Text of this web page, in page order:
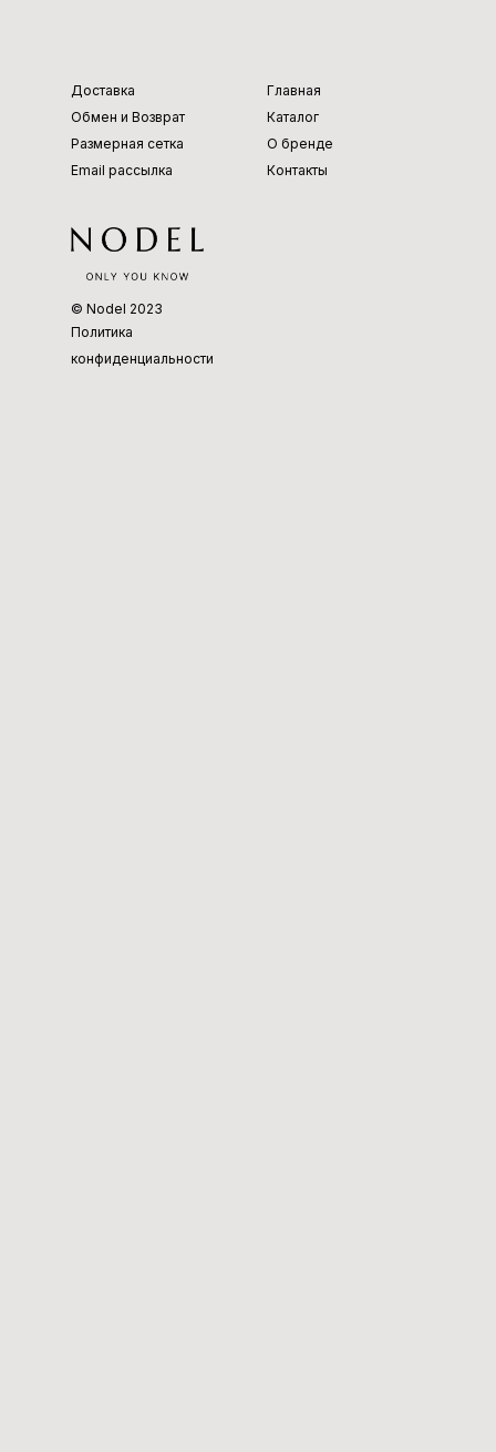
Главная
Каталог
О бренде
Контакты
Доставка
Обмен и Возврат
Размерная сетка
Email рассылка
© Nodel 2023
Политика
конфиденциальности